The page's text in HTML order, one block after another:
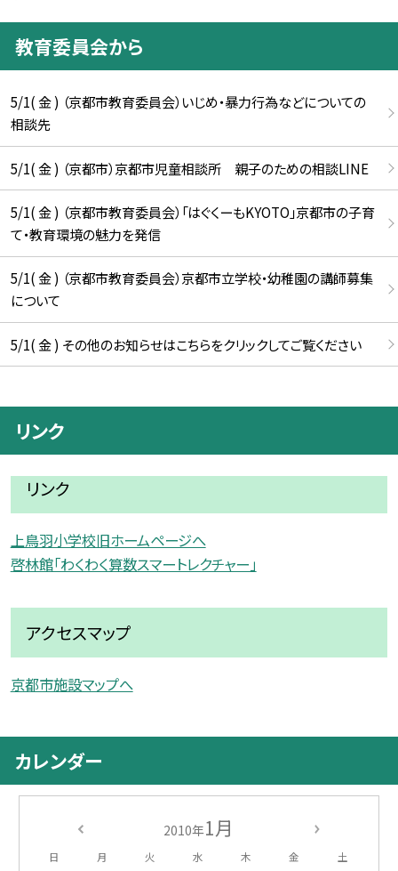
教育委員会から
5/1( 金 ) （京都市教育委員会）いじめ・暴力行為などについての
相談先
5/1( 金 ) （京都市）京都市児童相談所 親子のための相談LINE
5/1( 金 ) （京都市教育委員会）「はぐくーもKYOTO」京都市の子育
て・教育環境の魅力を発信
5/1( 金 ) （京都市教育委員会）京都市立学校・幼稚園の講師募集
について
5/1( 金 ) その他のお知らせはこちらをクリックしてご覧ください
リンク
リンク
上鳥羽小学校旧ホームページへ
啓林館「わくわく算数スマートレクチャー」
アクセスマップ
京都市施設マップへ
カレンダー
2010年1月
日 月 火 水 木 金 土